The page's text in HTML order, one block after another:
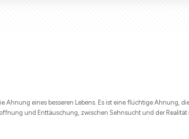
Ahnung eines besseren Lebens. Es ist eine flüchtige Ahnung,
und Enttäuschung, zwischen Sehnsucht und der Realität